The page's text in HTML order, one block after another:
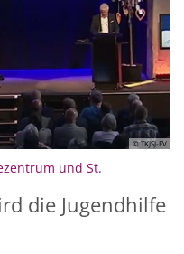
© TKJSJ-EV
und St.
die Jugendhilfe